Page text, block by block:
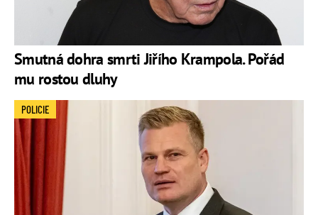
Smutná dohra smrti Jiřího Krampola. Pořád
mu rostou dluhy
POLICIE